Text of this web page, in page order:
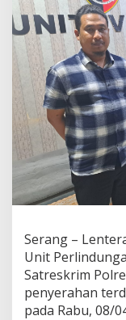
Serang –
Unit
Satreskrim
penyerahan
pada Rabu, 08/